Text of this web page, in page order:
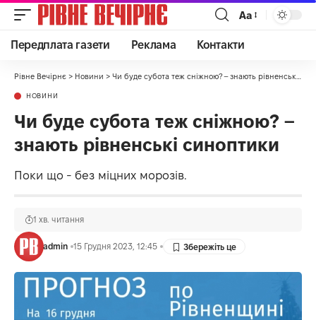
Аа
Передплата газети Реклама Контакти
Рівне Вечірнє > Новини > Чи буде субота теж сніжною? – знають рівненські синоптики
НОВИНИ
Чи буде субота теж сніжною? –
знають рівненські синоптики
Поки що - без міцних морозів.
admin 15 Грудня 2023, 12:45
1 хв. читання